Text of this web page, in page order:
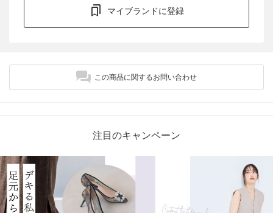
マイブランドに登録
この商品に関するお問い合わせ
注目のキャンペーン